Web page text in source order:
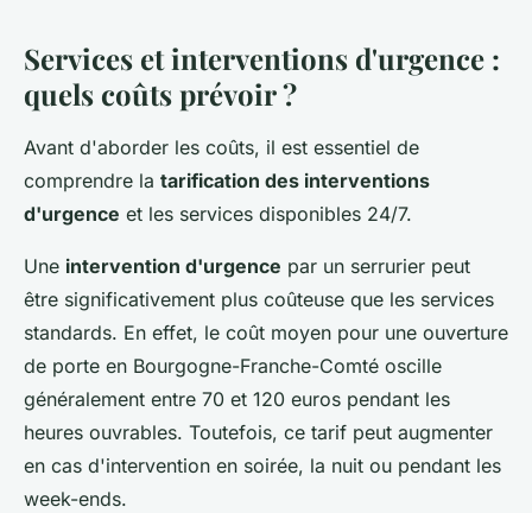
Services et interventions d'urgence :
quels coûts prévoir ?
Avant d'aborder les coûts, il est essentiel de
comprendre la tarification des interventions
d'urgence et les services disponibles 24/7.
Une intervention d'urgence par un serrurier peut
être significativement plus coûteuse que les services
standards. En effet, le coût moyen pour une ouverture
de porte en Bourgogne-Franche-Comté oscille
généralement entre 70 et 120 euros pendant les
heures ouvrables. Toutefois, ce tarif peut augmenter
en cas d'intervention en soirée, la nuit ou pendant les
week-ends.